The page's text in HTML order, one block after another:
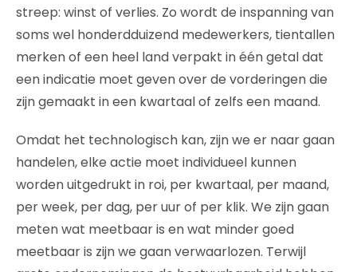
streep: winst of verlies. Zo wordt de inspanning van
soms wel honderdduizend medewerkers, tientallen
merken of een heel land verpakt in één getal dat
een indicatie moet geven over de vorderingen die
zijn gemaakt in een kwartaal of zelfs een maand.
Omdat het technologisch kan, zijn we er naar gaan
handelen, elke actie moet individueel kunnen
worden uitgedrukt in roi, per kwartaal, per maand,
per week, per dag, per uur of per klik. We zijn gaan
meten wat meetbaar is en wat minder goed
meetbaar is zijn we gaan verwaarlozen. Terwijl